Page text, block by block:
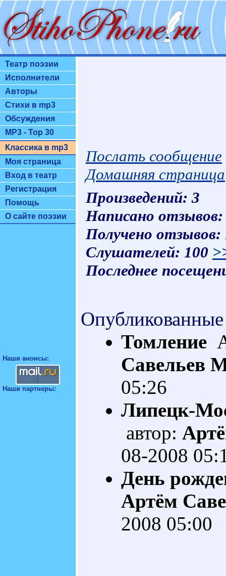
Театр поэзии
Исполнители
Авторы
Стихи в mp3
Обсуждения
MP3 - Top 30
Классика в mp3
Моя страница
Вход в театр
Регистрация
Помощь
О сайте поэзии
Наши анонсы:
Наши партнеры:
Послать сообщение
Домашняя страница
Произведений: 3
Написано
Получено
Слушателей: 100
Последнее
Томление
Савельев
05:26
Липецк-
автор:
08-2008
День
Артём
2008 05:00